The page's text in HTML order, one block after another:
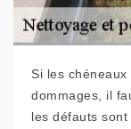
Si les
dommages, il
les défauts